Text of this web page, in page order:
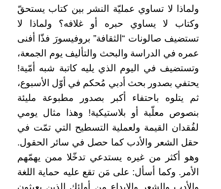
ولماذا لا تساوي عمليّة النشر بين كتاب يستحقّ
وكتاب لا يساوي حبره أو غلافه؟ ولماذا لا
تستضيف صالونات “الثقافة” بروفيسورَ فذّا أفنى
عمره في الدراسة والبحث والتأليف يوم الجمعة،
وتستضيف في اليوم الذي يليه كاتبة شبه أمّية!
يحتفي بصدور بحث أدبي مُحكم في أوّل الأسبوع،
ثم يتلوه باحتفاء أكبر بصدور مطبوعة مليئة
بنصوص معلّبة أو بلاستيكية! وهذا مثال يومي
لفُقدان القيمة ولعملية التسطيح التي تمّت في
حقل الشعر والأدب كما حصل في سائر الحقول.
وهو أكثر من غيره يستدعي تدخّلا ممن يهمّهم
الأمر. وكما أسأل: على مَن تقع عليه حماية اللغة
والأدب والشعر والإبداع من أولئك الذين يعبثون